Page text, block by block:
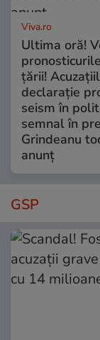
Viva.ro
Ultima oră!
țării!
declarație
seism în
semnal în
Grindeanu
anunț
GSP